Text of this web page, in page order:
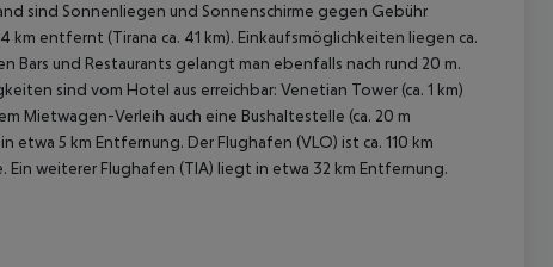
sind Sonnenliegen und Sonnenschirme gegen Gebühr
km entfernt (Tirana ca. 41 km). Einkaufsmöglichkeiten liegen ca.
Bars und Restaurants gelangt man ebenfalls nach rund 20 m.
sind vom Hotel aus erreichbar: Venetian Tower (ca. 1 km)
Mietwagen-Verleih auch eine Bushaltestelle (ca. 20 m
5 km Entfernung. Der Flughafen (VLO) ist ca. 110 km
weiterer Flughafen (TIA) liegt in etwa 32 km Entfernung.